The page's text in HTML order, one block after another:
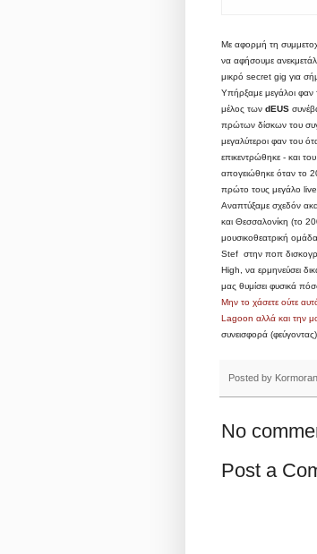
Με αφορμή τη
να αφήσουμε
μικρό secret gig για
Υπήρξαμε μεγάλοι φαν
μέλος των dEUS
πρώτων δίσκων του
μεγαλύτεροι φαν του
επικεντρώθηκε - και
απογειώθηκε όταν το
πρώτο τους μεγάλο
Αναπτύξαμε σχεδόν
και Θεσσαλονίκη (το
μουσικοθεατρική
Stef στην ποπ
High, να ερμηνεύσει
μας θυμίσει φυσικά
Μην το χάσετε ούτε
Lagoon αλλά και την
συνεισφορά
Posted by
No
Post a